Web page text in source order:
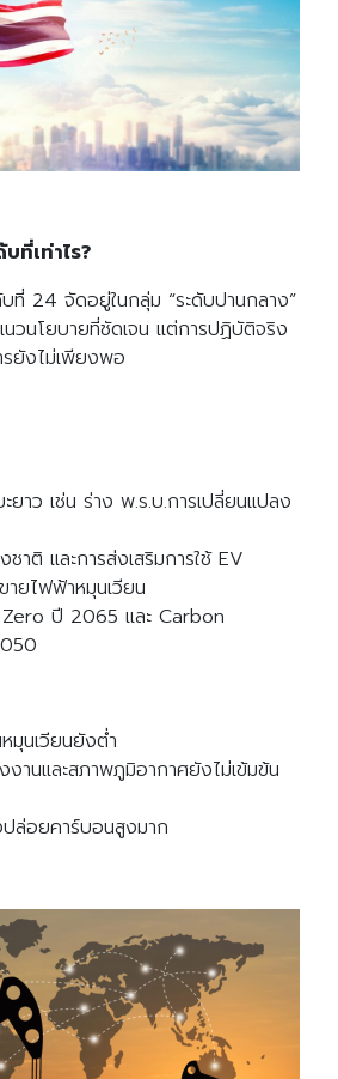
ที่เท่าไร?
ที่ 24 จัดอยู่ในกลุ่ม “ระดับปานกลาง”
นวนโยบายที่ชัดเจน แต่การปฏิบัติจริง
รยังไม่เพียงพอ
ะยาว เช่น ร่าง พ.ร.บ.การเปลี่ยนแปลง
าติ และการส่งเสริมการใช้ EV
ยไฟฟ้าหมุนเวียน
Zero ปี 2065 และ Carbon
มุนเวียนยังต่ำ
านและสภาพภูมิอากาศยังไม่เข้มข้น
ล่อยคาร์บอนสูงมาก